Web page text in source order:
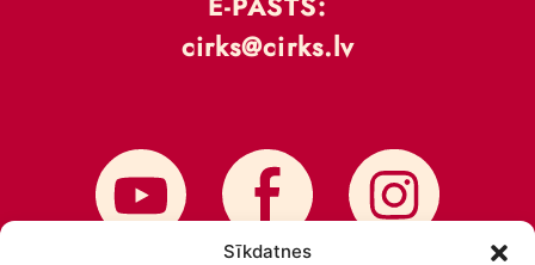
Sīkdatnes
cirks@cirks.lv